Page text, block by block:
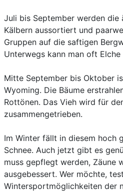
Juli bis September werden die
Kälbern aussortiert und
Gruppen auf die saftigen
Unterwegs kann man oft
Mitte September bis Oktober
Wyoming. Die Bäume
Rottönen. Das Vieh wird für
zusammengetrieben.
Im Winter fällt in diesem hoch
Schnee. Auch jetzt gibt es
muss gepflegt werden, Zäune
ausgebessert. Wer möchte,
Wintersportmöglichkeiten der